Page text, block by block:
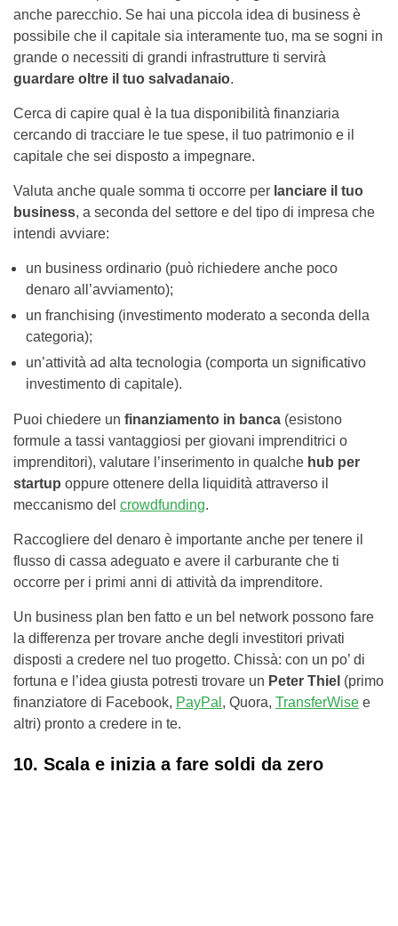
anche parecchio. Se hai una piccola idea di business è
possibile che il capitale sia interamente tuo, ma se sogni in
grande o necessiti di grandi infrastrutture ti servirà
guardare oltre il tuo salvadanaio.
Cerca di capire qual è la tua disponibilità finanziaria
cercando di tracciare le tue spese, il tuo patrimonio e il
capitale che sei disposto a impegnare.
Valuta anche quale somma ti occorre per lanciare il tuo
business, a seconda del settore e del tipo di impresa che
intendi avviare:
un business ordinario (può richiedere anche poco
denaro all’avviamento);
un franchising (investimento moderato a seconda della
categoria);
un’attività ad alta tecnologia (comporta un significativo
investimento di capitale).
Puoi chiedere un finanziamento in banca (esistono
formule a tassi vantaggiosi per giovani imprenditrici o
imprenditori), valutare l’inserimento in qualche hub per
startup oppure ottenere della liquidità attraverso il
meccanismo del crowdfunding.
Raccogliere del denaro è importante anche per tenere il
flusso di cassa adeguato e avere il carburante che ti
occorre per i primi anni di attività da imprenditore.
Un business plan ben fatto e un bel network possono fare
la differenza per trovare anche degli investitori privati
disposti a credere nel tuo progetto. Chissà: con un po’ di
fortuna e l’idea giusta potresti trovare un Peter Thiel (primo
finanziatore di Facebook, PayPal , Quora, TransferWise e
altri) pronto a credere in te.
10. Scala e inizia a fare soldi da zero